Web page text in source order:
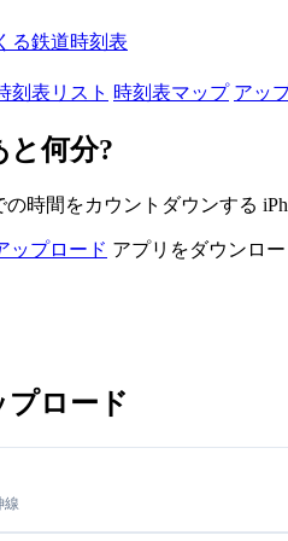
る鉄道時刻表
刻表リスト 時刻表マップ アッ
と何分?
時間をカウントダウンする
ップロード アプリをダウンロー
プロード
線